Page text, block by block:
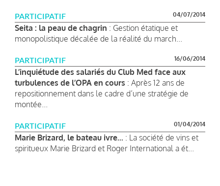
PARTICIPATIF 04/07/2014
Seita : la peau de chagrin : Gestion étatique et
monopolistique décalée de la réalité du march...
PARTICIPATIF 16/06/2014
L’inquiétude des salariés du Club Med face aux
turbulences de l’OPA en cours : Après 12 ans de
repositionnement dans le cadre d’une stratégie de
montée...
PARTICIPATIF 01/04/2014
Marie Brizard, le bateau ivre... : La société de vins et
spiritueux Marie Brizard et Roger International a ét...